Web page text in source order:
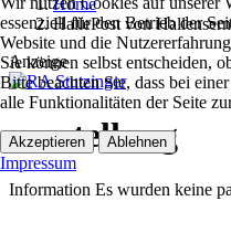
Home
HallePost von
Anzeige
ausstellung
Information Es wurden keine
essenziell für den Betrieb der
Website und die
Sie können selbst entscheiden,
Bitte beachten Sie, dass bei
alle Funktionalitäten der Seite
Akzeptieren Ablehnen
Impressum